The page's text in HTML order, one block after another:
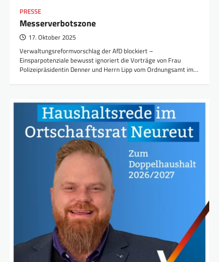
PRESSE
Messerverbotszone
17. Oktober 2025
Verwaltungsreformvorschlag der AfD blockiert –
Einsparpotenziale bewusst ignoriert die Vorträge von Frau
Polizeipräsidentin Denner und Herrn Lipp vom Ordnungsamt im…